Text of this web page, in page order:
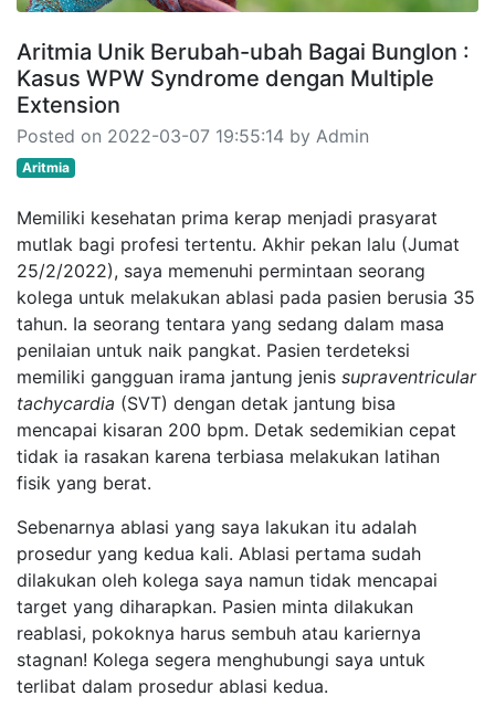
Aritmia Unik Berubah-ubah Bagai Bunglon :
Kasus WPW Syndrome dengan Multiple
Extension
Posted on 2022-03-07 19:55:14 by Admin
Aritmia
Memiliki kesehatan prima kerap menjadi prasyarat
mutlak bagi profesi tertentu. Akhir pekan lalu (Jumat
25/2/2022), saya memenuhi permintaan seorang
kolega untuk melakukan ablasi pada pasien berusia 35
tahun. Ia seorang tentara yang sedang dalam masa
penilaian untuk naik pangkat. Pasien terdeteksi
memiliki gangguan irama jantung jenis supraventricular
tachycardia (SVT) dengan detak jantung bisa
mencapai kisaran 200 bpm. Detak sedemikian cepat
tidak ia rasakan karena terbiasa melakukan latihan
fisik yang berat.
Sebenarnya ablasi yang saya lakukan itu adalah
prosedur yang kedua kali. Ablasi pertama sudah
dilakukan oleh kolega saya namun tidak mencapai
target yang diharapkan. Pasien minta dilakukan
reablasi, pokoknya harus sembuh atau kariernya
stagnan! Kolega segera menghubungi saya untuk
terlibat dalam prosedur ablasi kedua.